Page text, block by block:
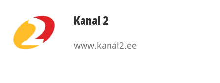
Kanal 2
www.kanal2.ee